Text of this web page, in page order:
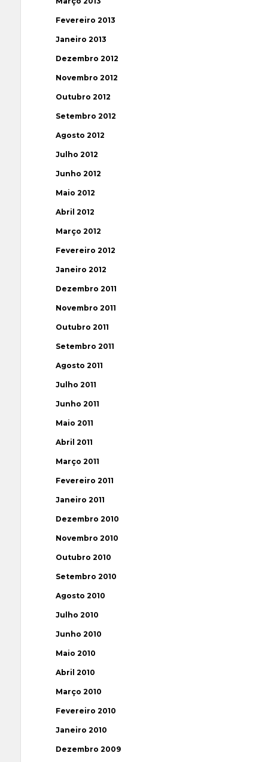
Fevereiro 2013
Janeiro 2013
Dezembro 2012
Novembro 2012
Outubro 2012
Setembro 2012
Agosto 2012
Julho 2012
Junho 2012
Maio 2012
Abril 2012
Março 2012
Fevereiro 2012
Janeiro 2012
Dezembro 2011
Novembro 2011
Outubro 2011
Setembro 2011
Agosto 2011
Julho 2011
Junho 2011
Maio 2011
Abril 2011
Março 2011
Fevereiro 2011
Janeiro 2011
Dezembro 2010
Novembro 2010
Outubro 2010
Setembro 2010
Agosto 2010
Julho 2010
Junho 2010
Maio 2010
Abril 2010
Março 2010
Fevereiro 2010
Janeiro 2010
Dezembro 2009